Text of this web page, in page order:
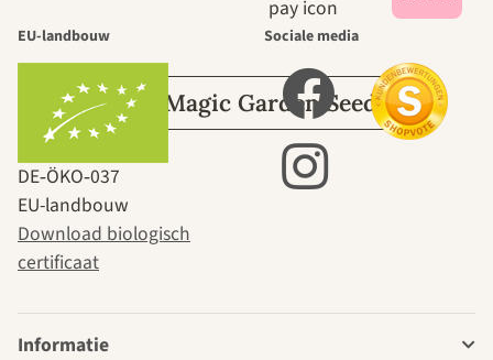
tuin.
Over Magic Garden Seeds
EU-landbouw
DE‑ÖKO‑037
EU-landbouw
Download biologisch
certificaat
Sociale media
Informatie